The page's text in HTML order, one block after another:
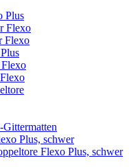
Plus
Flexo
Flexo
Plus, schwer
Flexo Plus, schwer